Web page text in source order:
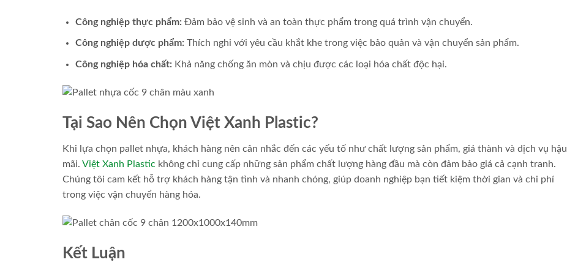
Công nghiệp thực phẩm: Đảm bảo vệ sinh và an toàn thực phẩm trong quá trình vận chuyển.
Công nghiệp dược phẩm: Thích nghi với yêu cầu khắt khe trong việc bảo quản và vận chuyển sản phẩm.
Công nghiệp hóa chất: Khả năng chống ăn mòn và chịu được các loại hóa chất độc hại.
Tại Sao Nên Chọn Việt Xanh Plastic?
Khi lựa chọn pallet nhựa, khách hàng nên cân nhắc đến các yếu tố như chất lượng sản phẩm, giá thành và dịch vụ hậu
mãi. Việt Xanh Plastic không chỉ cung cấp những sản phẩm chất lượng hàng đầu mà còn đảm bảo giá cả cạnh tranh.
Chúng tôi cam kết hỗ trợ khách hàng tận tình và nhanh chóng, giúp doanh nghiệp bạn tiết kiệm thời gian và chi phí
trong việc vận chuyển hàng hóa.
Kết Luận